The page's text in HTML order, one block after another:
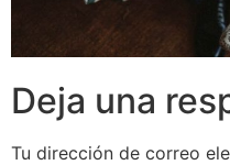
Deja una
Tu dirección de correo